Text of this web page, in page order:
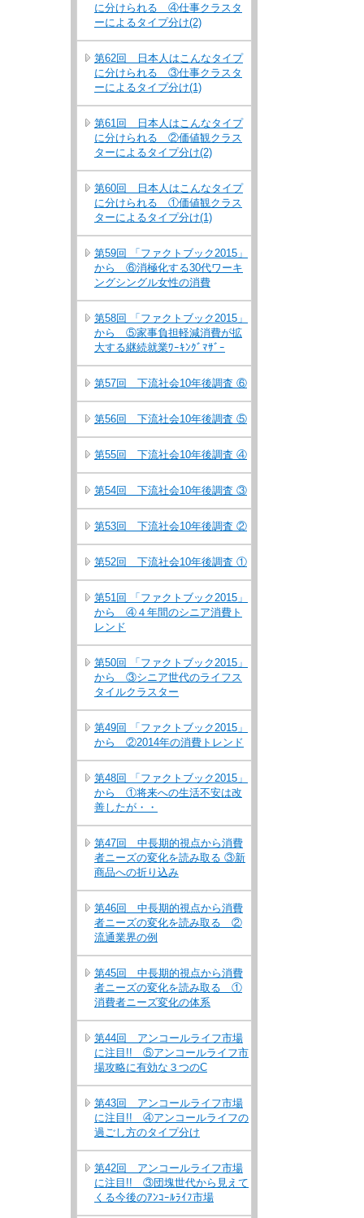
に分けられる ④仕事クラスタ
ーによるタイプ分け(2)
第62回 日本人はこんなタイプ
に分けられる ③仕事クラスタ
ーによるタイプ分け(1)
第61回 日本人はこんなタイプ
に分けられる ②価値観クラス
ターによるタイプ分け(2)
第60回 日本人はこんなタイプ
に分けられる ①価値観クラス
ターによるタイプ分け(1)
第59回 「ファクトブック2015」
から ⑥消極化する30代ワーキ
ングシングル女性の消費
第58回 「ファクトブック2015」
から ⑤家事負担軽減消費が拡
大する継続就業ﾜｰｷﾝｸﾞﾏｻﾞｰ
第57回 下流社会10年後調査 ⑥
第56回 下流社会10年後調査 ⑤
第55回 下流社会10年後調査 ④
第54回 下流社会10年後調査 ③
第53回 下流社会10年後調査 ②
第52回 下流社会10年後調査 ①
第51回 「ファクトブック2015」
から ④４年間のシニア消費ト
レンド
第50回 「ファクトブック2015」
から ③シニア世代のライフス
タイルクラスター
第49回 「ファクトブック2015」
から ②2014年の消費トレンド
第48回 「ファクトブック2015」
から ①将来への生活不安は改
善したが・・
第47回 中長期的視点から消費
者ニーズの変化を読み取る ③新
商品への折り込み
第46回 中長期的視点から消費
者ニーズの変化を読み取る ②
流通業界の例
第45回 中長期的視点から消費
者ニーズの変化を読み取る ①
消費者ニーズ変化の体系
第44回 アンコールライフ市場
に注目!! ⑤アンコールライフ市
場攻略に有効な３つのC
第43回 アンコールライフ市場
に注目!! ④アンコールライフの
過ごし方のタイプ分け
第42回 アンコールライフ市場
に注目!! ③団塊世代から見えて
くる今後のｱﾝｺｰﾙﾗｲﾌ市場